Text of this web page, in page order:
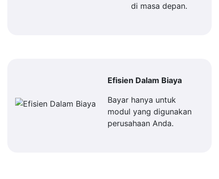
di masa depan.
Efisien Dalam Biaya
Bayar hanya untuk
modul yang digunakan
perusahaan Anda.